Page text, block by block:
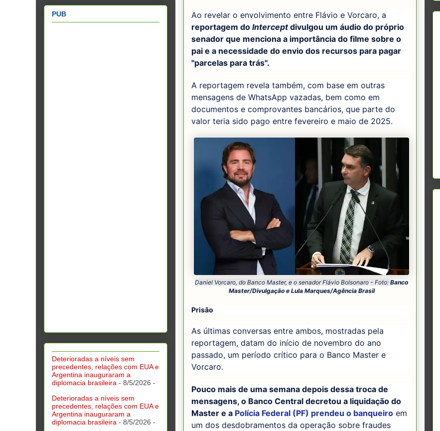
Ao revelar o envolvimento entre Flávio e Vorcaro, a
reportagem do Interceptdivulgou um áudio do próprio
senador que menciona a importância do filme sobre o
pai e a necessidade do envio dos recursos para pagar
"parcelas para trás".
A reportagem revela também, com base em outras
mensagens de WhatsApp vazadas, bem como em
documentos e comprovantes bancários, que parte do
valor teria sido pago entre fevereiro e maio de 2025.
Daniel Vorcaro, do Banco Master, e o senador Flávio Bolsonaro - Foto: Banco
Master/Divulgação e Lula Marques/Agência Brasil
Prisão
As últimas conversas entre ambos, mostradas pela
reportagem, datam do início de novembro do ano
passado, um período crítico para o Banco Master e
Vorcaro.
Pouco mais de uma semana depois dessa troca de
mensagens, o Banco Central decretou a liquidação do
Master e a Polícia Federal (PF) prendeu o banqueiro em
um dos desdobramentos da operação sobre fraudes
PUB
Deterioradas a níveis sem
precedentes, relações com EUA e
Argentina inauguraram a
diplomacia brasileira - 8/5/2026 -
Deterioradas a níveis sem
precedentes, relações com EUA e
Argentina inauguraram a
diplomacia brasileira - 8/5/2026 -